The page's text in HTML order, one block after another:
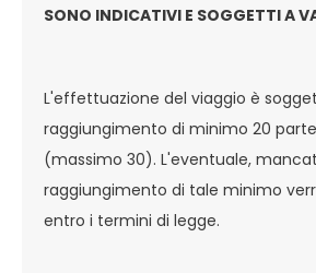
SONO INDICATIVI E SOGGETTI A
L'effettuazione del viaggio è
raggiungimento di minimo 20
(massimo 30). L'eventuale,
raggiungimento di tale minimo
entro i termini di legge.